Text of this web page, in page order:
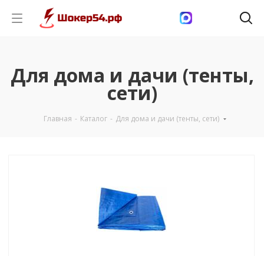
Для дома и дачи (тенты,
сети)
Главная - Каталог - Для дома и дачи (тенты, сети)